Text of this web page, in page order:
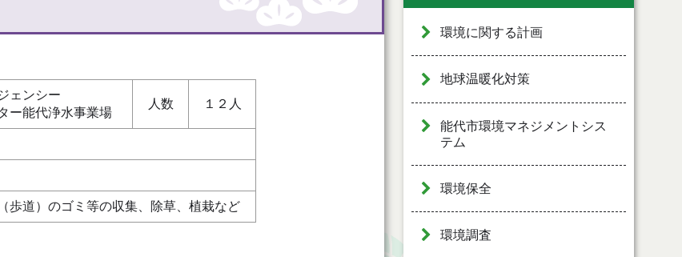
ェンシー
ー能代浄水事業場
人数 １２人
歩道）のゴミ等の収集、除草、植栽など
環境に関する計画
地球温暖化対策
能代市環境マネジメントシス
テム
環境保全
環境調査